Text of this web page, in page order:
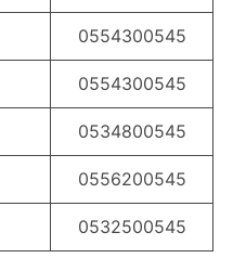
0554300545
0554300545
0534800545
0556200545
0532500545